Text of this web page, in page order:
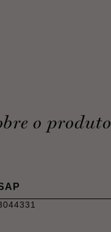
o produto